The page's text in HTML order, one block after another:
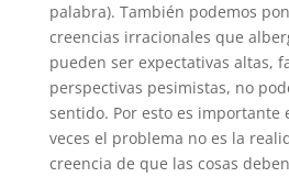
palabra). También podemos
creencias irracionales que
pueden ser expectativas altas,
perspectivas pesimistas, no
sentido. Por esto es importante
veces el problema no es la
creencia de que las cosas